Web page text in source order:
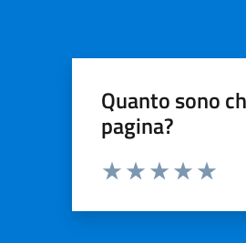
Quanto sono
pagina?
Valuta da 1 a 5 stelle la